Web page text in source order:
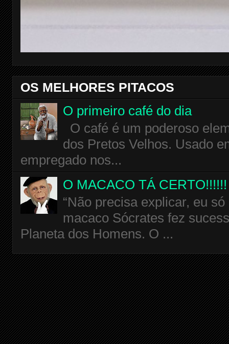
OS MELHORES PITACOS
O primeiro café do dia
O café é um poderoso
dos Pretos Velhos. Usado
empregado nos...
O MACACO TÁ CERTO!!!!!!
“Não precisa explicar, eu
macaco Sócrates fez
Planeta dos Homens. O ...